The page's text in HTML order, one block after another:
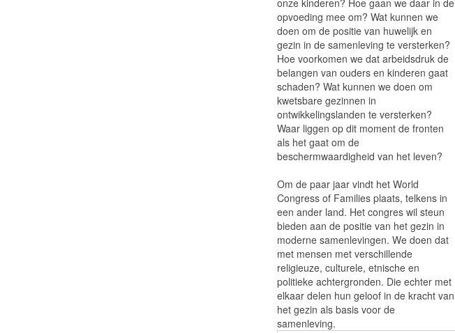
onze kinderen? Hoe gaan we daar in de
opvoeding mee om? Wat kunnen we
doen om de positie van huwelijk en
gezin in de samenleving te versterken?
Hoe voorkomen we dat arbeidsdruk de
belangen van ouders en kinderen gaat
schaden? Wat kunnen we doen om
kwetsbare gezinnen in
ontwikkelingslanden te versterken?
Waar liggen op dit moment de fronten
als het gaat om de
beschermwaardigheid van het leven?
Om de paar jaar vindt het World
Congress of Families plaats, telkens in
een ander land. Het congres wil steun
bieden aan de positie van het gezin in
moderne samenlevingen. We doen dat
met mensen met verschillende
religieuze, culturele, etnische en
politieke achtergronden. Die echter met
elkaar delen hun geloof in de kracht van
het gezin als basis voor de
samenleving.